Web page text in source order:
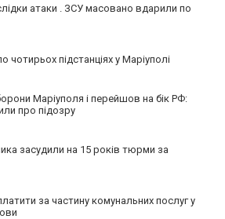
атаки . ЗСУ масовано вдарили по
чотирьох підстанціях у Маріуполі
Маріуполя і перейшов на бік РФ:
про підозру
засудили на 15 років тюрми за
за частину комунальних послуг у